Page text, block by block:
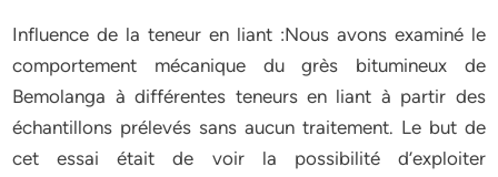
Influence de la teneur en liant :Nous avons examiné le
comportement mécanique du grès bitumineux de
Bemolanga à différentes teneurs en liant à partir des
échantillons prélevés sans aucun traitement. Le but de
cet essai était de voir la possibilité d’exploiter